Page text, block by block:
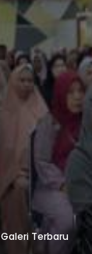
Galeri Terbaru